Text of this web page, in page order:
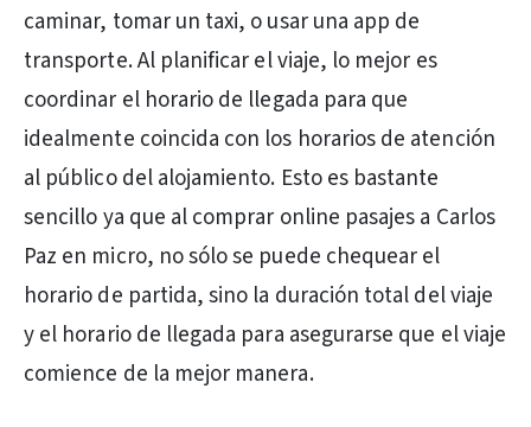
caminar, tomar un taxi, o usar una app de
transporte. Al planificar el viaje, lo mejor es
coordinar el horario de llegada para que
idealmente coincida con los horarios de atención
al público del alojamiento. Esto es bastante
sencillo ya que al comprar online pasajes a Carlos
Paz en micro, no sólo se puede chequear el
horario de partida, sino la duración total del viaje
y el horario de llegada para asegurarse que el viaje
comience de la mejor manera.